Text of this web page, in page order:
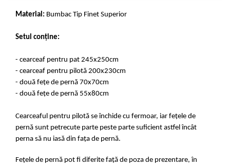
Material: Bumbac Tip Finet Superior
Setul conține:
- cearceaf pentru pat 245x250cm
- cearceaf pentru pilotă 200x230cm
- două fețe de pernă 70x70cm
- două fețe de pernă 55x80cm
Cearceaful pentru pilotă se închide cu fermoar, iar fețele de
pernă sunt petrecute parte peste parte suficient astfel încât
perna să nu iasă din fața de pernă.
Fețele de pernă pot fi diferite față de poza de prezentare, în